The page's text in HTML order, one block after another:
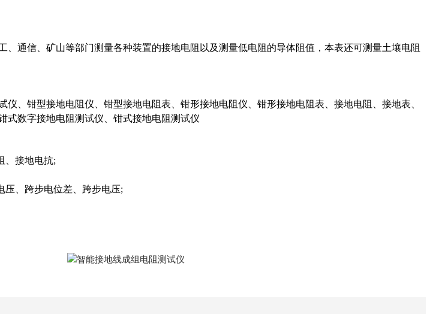
、通信、矿山等部门测量各种装置的接地电阻以及测量低电阻的导体阻值，本表还可测量土壤电阻
仪、钳型接地电阻仪、钳型接地电阻表、钳形接地电阻仪、钳形接地电阻表、接地电阻、接地表、
式数字接地电阻测试仪、钳式接地电阻测试仪
、接地电抗;
压、跨步电位差、跨步电压;